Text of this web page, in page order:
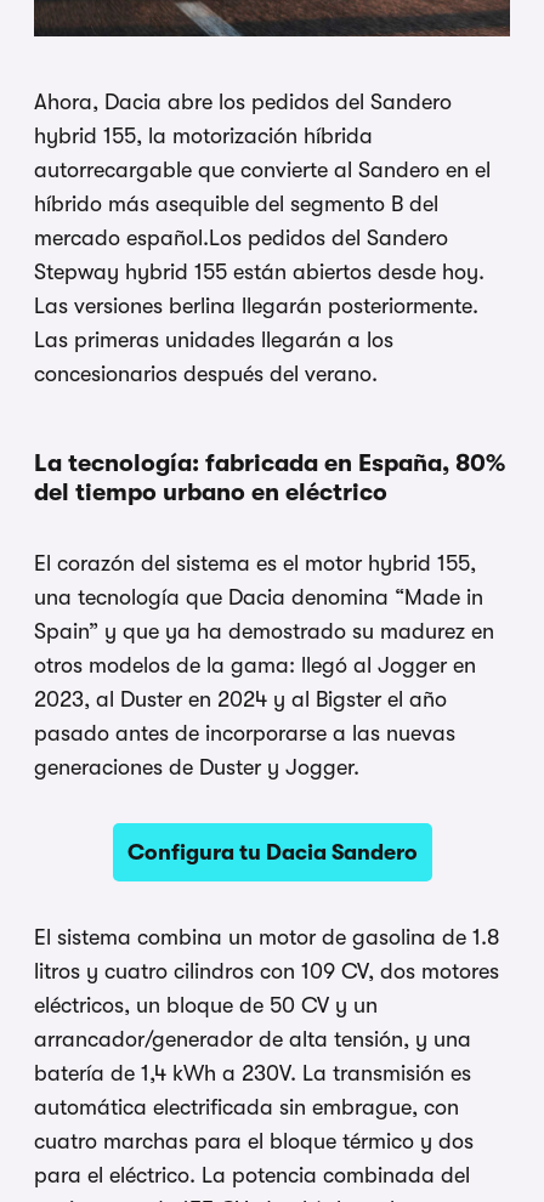
Ahora, Dacia abre los pedidos del Sandero
hybrid 155, la motorización híbrida
autorrecargable que convierte al Sandero en el
híbrido más asequible del segmento B del
mercado español.Los pedidos del Sandero
Stepway hybrid 155 están abiertos desde hoy.
Las versiones berlina llegarán posteriormente.
Las primeras unidades llegarán a los
concesionarios después del verano.
La tecnología: fabricada en España, 80%
del tiempo urbano en eléctrico
El corazón del sistema es el motor hybrid 155,
una tecnología que Dacia denomina “Made in
Spain” y que ya ha demostrado su madurez en
otros modelos de la gama: llegó al Jogger en
2023, al Duster en 2024 y al Bigster el año
pasado antes de incorporarse a las nuevas
generaciones de Duster y Jogger.
Configura tu Dacia Sandero
El sistema combina un motor de gasolina de 1.8
litros y cuatro cilindros con 109 CV, dos motores
eléctricos, un bloque de 50 CV y un
arrancador/generador de alta tensión, y una
batería de 1,4 kWh a 230V. La transmisión es
automática electrificada sin embrague, con
cuatro marchas para el bloque térmico y dos
para el eléctrico. La potencia combinada del